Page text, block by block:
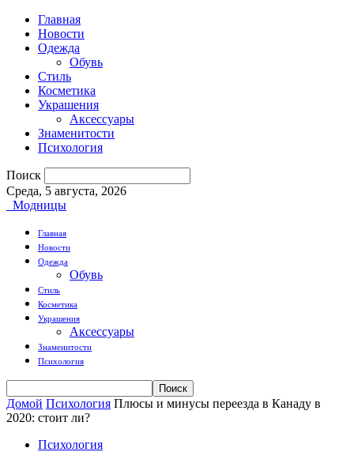
Главная
Новости
Одежда
Обувь
Стиль
Косметика
Украшения
Аксессуары
Знаменитости
Психология
Поиск
Среда, 5 августа, 2026
Модницы
Главная
Новости
Одежда
Обувь
Стиль
Косметика
Украшения
Аксессуары
Знаменитости
Психология
Домой Психология Плюсы и минусы переезда в Канаду в
2020: стоит ли?
Психология